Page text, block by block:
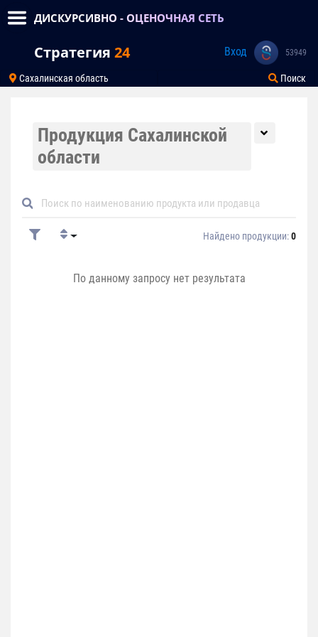
ДИСКУРСИВНО - ОЦЕНОЧНАЯ СЕТЬ
Стратегия 24 Вход 53949
Сахалинская область Поиск
Продукция Сахалинской
области
Найдено продукции:0
По данному запросу нет результата